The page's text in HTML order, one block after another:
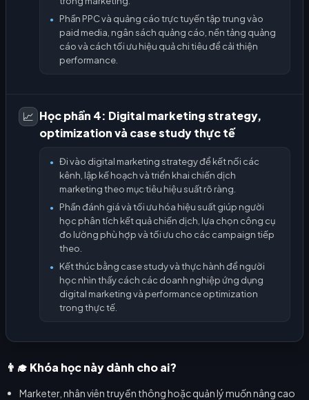
●
Phần PPC và quảng cáo trực tuyến tập trung vào
paid media, ngân sách quảng cáo, nền tảng quảng
cáo và cách tối ưu hiệu quả chi tiêu để cải thiện
performance.
📈 Học phần 4: Digital marketing strategy,
optimization và case study thực tế
●
Đi vào digital marketing strategy để kết nối các
kênh, lập kế hoạch và triển khai chiến dịch
marketing theo mục tiêu hiệu suất rõ ràng.
●
Phần đánh giá và tối ưu hóa hiệu suất giúp người
học phân tích kết quả chiến dịch, lựa chọn công cụ
đo lường phù hợp và tối ưu cho các campaign tiếp
theo.
●
Kết thúc bằng case study và thực hành để người
học nhìn thấy cách các doanh nghiệp ứng dụng
digital marketing và performance optimization
trong thực tế.
👨‍🎓 Khóa học này dành cho ai?
Marketer, nhân viên truyền thông hoặc quản lý muốn nâng cao